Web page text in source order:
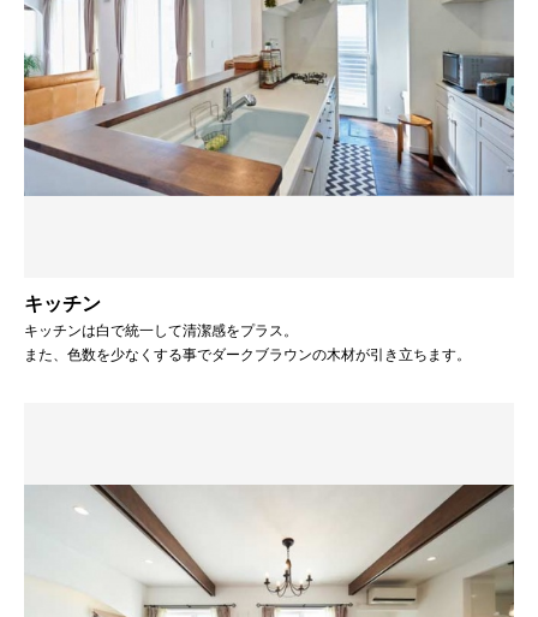
キッチン
キッチンは白で統一して清潔感をプラス。
また、色数を少なくする事でダークブラウンの木材が引き立ちます。